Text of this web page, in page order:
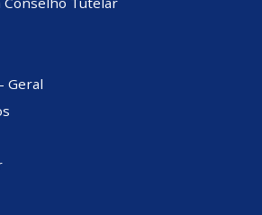
Geral